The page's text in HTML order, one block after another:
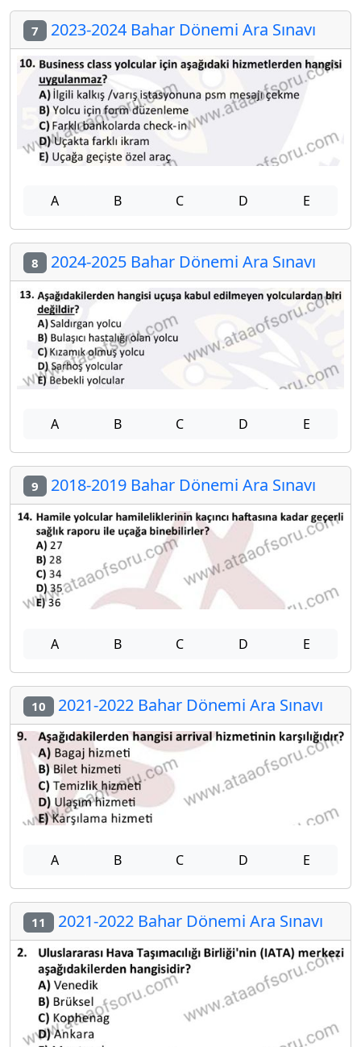
7 2023-2024 Bahar Dönemi Ara Sınavı
A B C D E
8 2024-2025 Bahar Dönemi Ara Sınavı
A B C D E
9 2018-2019 Bahar Dönemi Ara Sınavı
A B C D E
10 2021-2022 Bahar Dönemi Ara Sınavı
A B C D E
11 2021-2022 Bahar Dönemi Ara Sınavı